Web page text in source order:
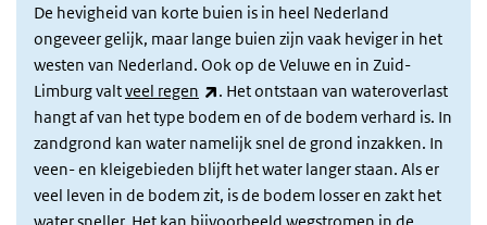
De hevigheid van korte buien is in heel Nederland
ongeveer gelijk, maar lange buien zijn vaak heviger in het
westen van Nederland. Ook op de Veluwe en in Zuid-
Limburg valtveel regen (externe link)
. Het ontstaan van wateroverlast
hangt af van het type bodem en of de bodem verhard is. In
zandgrond kan water namelijk snel de grond inzakken. In
veen- en kleigebieden blijft het water langer staan. Als er
veel leven in de bodem zit, is de bodem losser en zakt het